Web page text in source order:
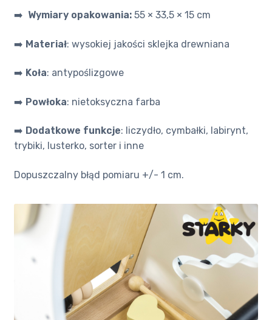
➡️ Wymiary opakowania: 55 × 33,5 × 15 cm
➡️ Materiał: wysokiej jakości sklejka drewniana
➡️ Koła: antypoślizgowe
➡️ Powłoka: nietoksyczna farba
➡️ Dodatkowe funkcje: liczydło, cymbałki, labirynt,
trybiki, lusterko, sorter i inne
Dopuszczalny błąd pomiaru +/- 1 cm.